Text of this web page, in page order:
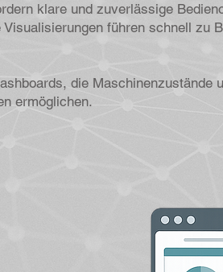
klare und zuverlässige
führen schnell zu
die Maschinenzustände
ermöglichen.